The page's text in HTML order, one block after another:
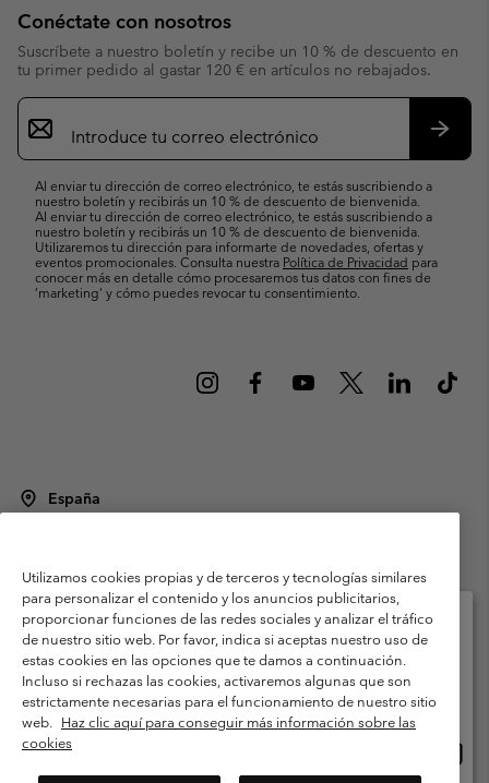
Conéctate con nosotros
Suscríbete a nuestro boletín y recibe un 10 % de descuento en
tu primer pedido al gastar 120 € en artículos no rebajados.
Suscripción
de
correo
Al enviar tu dirección de correo electrónico, te estás suscribiendo a
nuestro boletín y recibirás un 10 % de descuento de bienvenida.
Al enviar tu dirección de correo electrónico, te estás suscribiendo a
nuestro boletín y recibirás un 10 % de descuento de bienvenida.
Utilizaremos tu dirección para informarte de novedades, ofertas y
eventos promocionales. Consulta nuestra Política de Privacidad para
conocer más en detalle cómo procesaremos tus datos con fines de
’marketing’ y cómo puedes revocar tu consentimiento.
España
Condiciones de uso
Terminos de Venta
Garantía
Política de Privacidad
Términos y condiciones del programa de miembros
Términos De Uso Del Contenido Generado Por Los Usuarios
Impressum
Cookies Public CBCR
Utilizamos cookies propias y de terceros y tecnologías similares
para personalizar el contenido y los anuncios publicitarios,
proporcionar funciones de las redes sociales y analizar el tráfico
de nuestro sitio web. Por favor, indica si aceptas nuestro uso de
estas cookies en las opciones que te damos a continuación.
Incluso si rechazas las cookies, activaremos algunas que son
estrictamente necesarias para el funcionamiento de nuestro sitio
web. Haz clic aquí para conseguir más información sobre las
cookies
Selecciona tu país e idioma envío
Compras en línea disponibles